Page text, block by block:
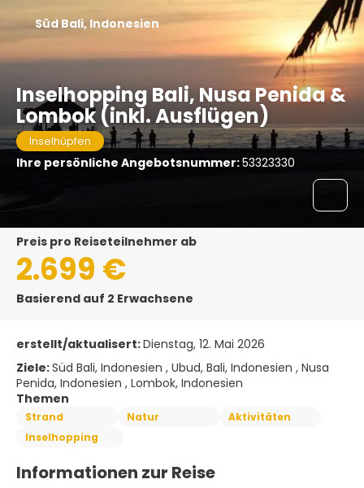
Inselhopping Bali, Nusa Penida &
Lombok (inkl. Ausflügen)
Inselhüpfen
Ihre persönliche Angebotsnummer:53323330
Süd Bali, Indonesien
Preis pro Reiseteilnehmer ab
2.699 €
Basierend auf 2 Erwachsene
erstellt/aktualisert:Dienstag, 12. Mai 2026
Ziele:Süd Bali, Indonesien , Ubud, Bali, Indonesien , Nusa
Penida, Indonesien , Lombok, Indonesien
Themen
Strand Natur
Aktivitäten
Inselhopping
Informationen zur Reise